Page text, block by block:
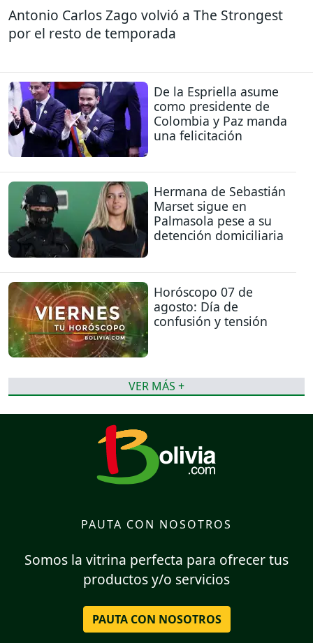
Antonio Carlos Zago volvió a The Strongest
por el resto de temporada
De la Espriella asume
como presidente de
Colombia y Paz manda
una felicitación
Hermana de Sebastián
Marset sigue en
Palmasola pese a su
detención domiciliaria
Horóscopo 07 de
agosto: Día de
confusión y tensión
VER MÁS +
PAUTA CON NOSOTROS
Somos la vitrina perfecta para ofrecer tus
productos y/o servicios
PAUTA CON NOSOTROS